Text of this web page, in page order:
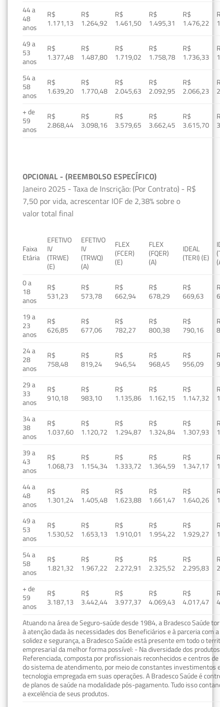
44 a
48
anos
R$
1.171,13
R$
1.264,92
R$
1.461,50
R$
1.495,31
R$
1.476,22
49 a
53
anos
R$
1.377,48
R$
1.487,80
R$
1.719,02
R$
1.758,78
R$
1.736,33
54 a
58
anos
R$
1.639,20
R$
1.770,48
R$
2.045,63
R$
2.092,95
R$
2.066,23
+ de
59
anos
R$
2.868,44
R$
3.098,16
R$
3.579,65
R$
3.662,45
R$
3.615,70
OPCIONAL - (REEMBOLSO ESPECÍFICO)
Janeiro 2025 - Taxa de Inscrição: (Por Contrato) - R$
7,50 por vida, acrescentar IOF de 2,38% sobre o
valor total final
Faixa
Etária
EFETIVO
IV
(TRWE)
(E)
EFETIVO
IV
(TRWQ)
(A)
FLEX
(FCER)
(E)
FLEX
(FQER)
(A)
IDEAL
(TERI) (E)
0 a
18
anos
R$
531,23
R$
573,78
R$
662,94
R$
678,29
R$
669,63
19 a
23
anos
R$
626,85
R$
677,06
R$
782,27
R$
800,38
R$
790,16
24 a
28
anos
R$
758,48
R$
819,24
R$
946,54
R$
968,45
R$
956,09
29 a
33
anos
R$
910,18
R$
983,10
R$
1.135,86
R$
1.162,15
R$
1.147,32
34 a
38
anos
R$
1.037,60
R$
1.120,72
R$
1.294,87
R$
1.324,84
R$
1.307,93
39 a
43
anos
R$
1.068,73
R$
1.154,34
R$
1.333,72
R$
1.364,59
R$
1.347,17
44 a
48
anos
R$
1.301,24
R$
1.405,48
R$
1.623,88
R$
1.661,47
R$
1.640,26
49 a
53
anos
R$
1.530,52
R$
1.653,13
R$
1.910,01
R$
1.954,22
R$
1.929,27
54 a
58
anos
R$
1.821,32
R$
1.967,22
R$
2.272,91
R$
2.325,52
R$
2.295,83
+ de
59
anos
R$
3.187,13
R$
3.442,44
R$
3.977,37
R$
4.069,43
R$
4.017,47
Atuando na área de Seguro-saúde desde 1984, a Bradesco Saúde
à atenção dada às necessidades dos Beneficiários e à parceria com
solidez e segurança, a Bradesco Saúde está presente em todo o
empresarial da melhor forma possível: - Na diversidade dos
Referenciada, composta por profissionais reconhecidos e centros
do sistema de atendimento, por meio de constantes investimentos
tecnologia empregada em suas operações. A Bradesco Saúde é
de planos de saúde na modalidade pós-pagamento. Tudo isso
a excelência de seus produtos.